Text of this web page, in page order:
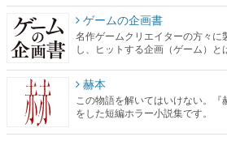
ゲームの企画書
名作ゲームクリエイターの方々に
し、ヒットする企画（ゲーム）と
赫本
この物語を解いてはいけない。
をした短編ホラー小説集です。